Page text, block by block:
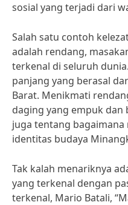
sosial yang terjadi dari
Salah satu contoh
adalah rendang,
terkenal di seluruh
panjang yang berasal
Barat. Menikmati
daging yang empuk dan
juga tentang
identitas budaya
Tak kalah menariknya
yang terkenal dengan
terkenal, Mario Batali,